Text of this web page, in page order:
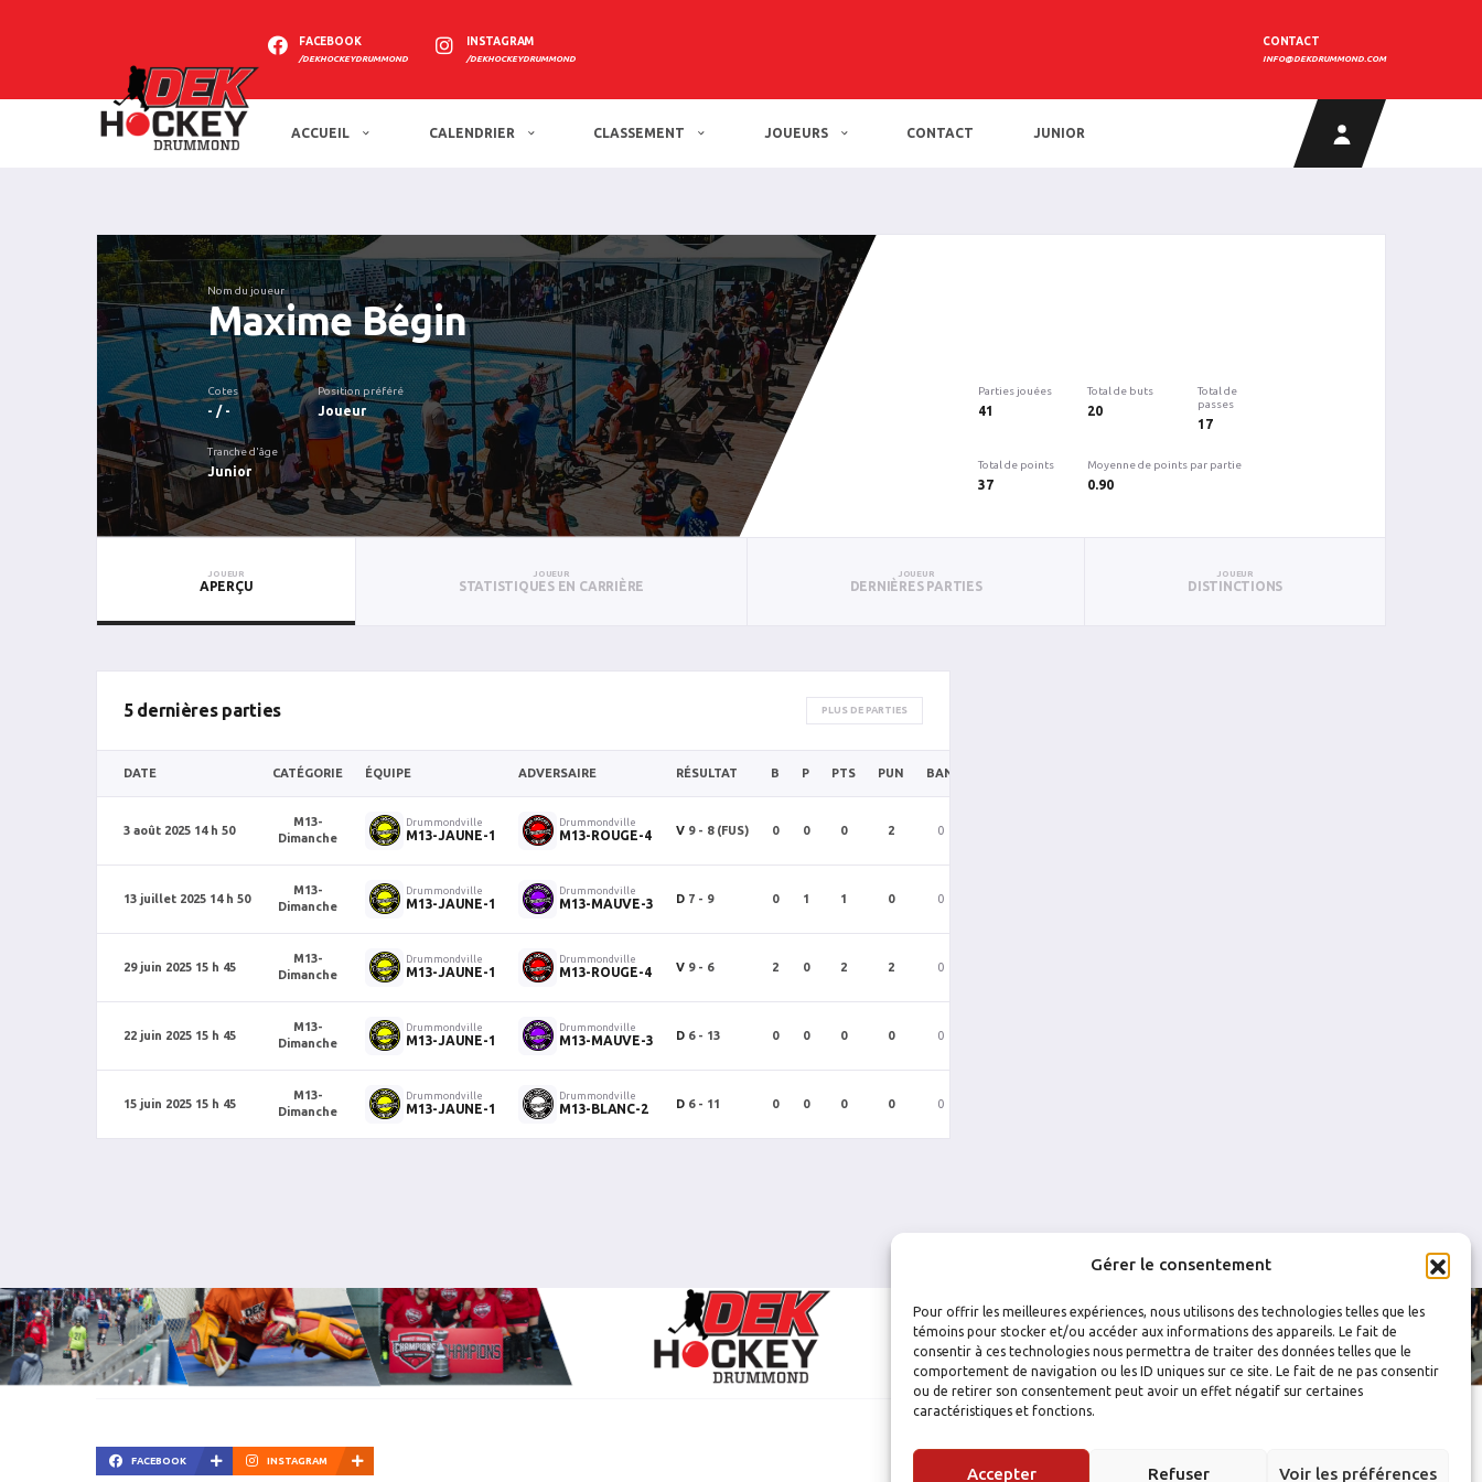
Gérer le consentement
Pour offrir les meilleures expériences, nous utilisons des technologies telles que les
témoins pour stocker et/ou accéder aux informations des appareils. Le fait de
consentir à ces technologies nous permettra de traiter des données telles que le
comportement de navigation ou les ID uniques sur ce site. Le fait de ne pas consentir
ou de retirer son consentement peut avoir un effet négatif sur certaines
caractéristiques et fonctions.
Accepter Refuser Voir les préférences
FACEBOOK
/DEKHOCKEYDRUMMOND
INSTAGRAM
/DEKHOCKEYDRUMMOND
CONTACT
INFO@DEKDRUMMOND.COM
ACCUEIL CALENDRIER CLASSEMENT JOUEURS CONTACT JUNIOR
Nom du joueur
Maxime Bégin
Cotes
- / -
Position préféré
Joueur
Tranche d'âge
Junior
Parties jouées
41
Total de buts
20
Total de
passes
17
Total de points
37
Moyenne de points par partie
0.90
JOUEUR
APERÇU
JOUEUR
STATISTIQUES EN CARRIÈRE
JOUEUR
DERNIÈRES PARTIES
JOUEUR
DISTINCTIONS
5 dernières parties PLUS DE PARTIES
DATE CATÉGORIE ÉQUIPE ADVERSAIRE RÉSULTAT B P PTS PUN BAN
3 août 2025 14 h 50
M13-
Dimanche
Drummondville
M13-JAUNE-1
Drummondville
M13-ROUGE-4 V 9 - 8 (FUS) 0 0 0 2 0
13 juillet 2025 14 h 50
M13-
Dimanche
Drummondville
M13-JAUNE-1
Drummondville
M13-MAUVE-3 D 7 - 9 0 1 1 0 0
29 juin 2025 15 h 45
M13-
Dimanche
Drummondville
M13-JAUNE-1
Drummondville
M13-ROUGE-4 V 9 - 6 2 0 2 2 0
22 juin 2025 15 h 45
M13-
Dimanche
Drummondville
M13-JAUNE-1
Drummondville
M13-MAUVE-3 D 6 - 13 0 0 0 0 0
15 juin 2025 15 h 45
M13-
Dimanche
Drummondville
M13-JAUNE-1
Drummondville
M13-BLANC-2 D 6 - 11 0 0 0 0 0
FACEBOOK INSTAGRAM